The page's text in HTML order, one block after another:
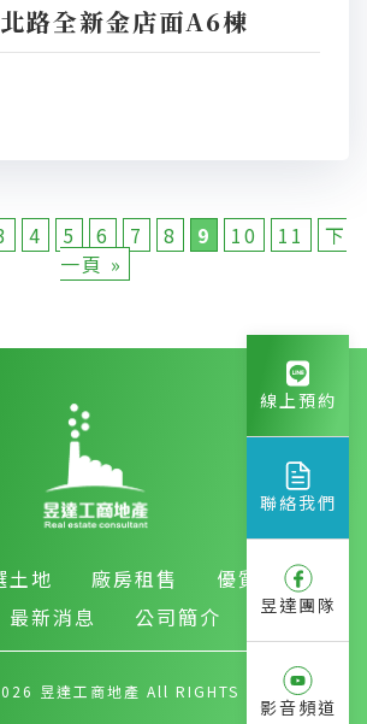
路全新金店面A6棟
4 5 6 7 8 9 10 11
下
一頁 »
土地 廠房租售
優質房產
最新消息 公司簡介
昱達工商地產 All RIGHTS
線上預約
聯絡我們
昱達團隊
影音頻道